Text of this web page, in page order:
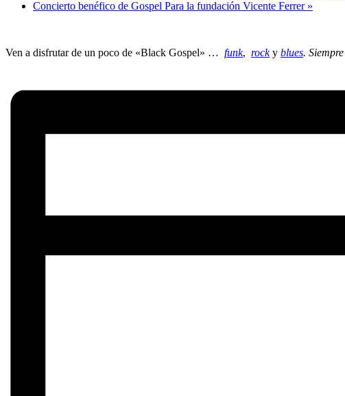
Concierto benéfico de Gospel Para la fundación Vicente Ferrer »
Ven a disfrutar de un poco de «Black Gospel» … funk, rocky blues.